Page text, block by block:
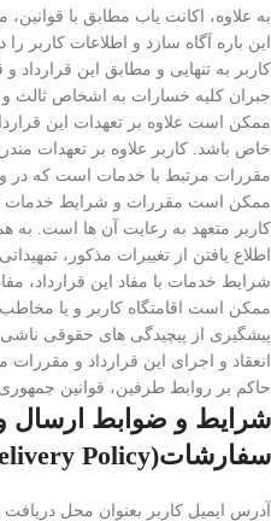
به علاوه، اکانت یاب مطابق با
این باره آگاه سازد و اطلاعات کاربر
کاربر به تنهایی و مطابق این
جبران کلیه خسارات به اشخاص ثالث
ممکن است علاوه بر تعهدات این
خاص باشد. کاربر علاوه بر تعهدات
مقررات مرتبط با خدمات است که در
ممکن است مقررات و شرایط خدمات
کاربر متعهد به رعایت آن ها است.
اطلاع یافتن از تغییرات مذکور،
شرایط خدمات با مفاد این قرارداد،
ممکن است اقامتگاه کاربر و یا
پیشگیری از پیچیدگی های حقوقی
انعقاد و اجرای این قرارداد و مقررات
حاکم بر روابط طرفین، قوانین
شرایط و ضوابط ارسال
سفارشات(Delivery Policy) :
آدرس ایمیل کاربر بعنوان محل